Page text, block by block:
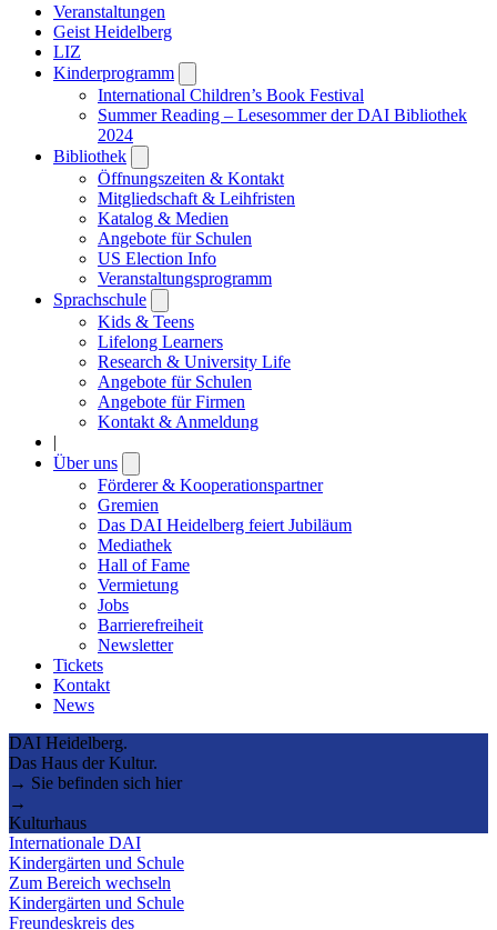
Veranstaltungen
Geist Heidelberg
LIZ
Kinderprogramm
submenu
International Children’s Book Festival
Summer Reading – Lesesommer der DAI Bibliothek
2024
Bibliothek
submenu
Öffnungszeiten & Kontakt
Mitgliedschaft & Leihfristen
Katalog & Medien
Angebote für Schulen
US Election Info
Veranstaltungsprogramm
Sprachschule
submenu
Kids & Teens
Lifelong Learners
Research & University Life
Angebote für Schulen
Angebote für Firmen
Kontakt & Anmeldung
|
Über uns
submenu
Förderer & Kooperationspartner
Gremien
Das DAI Heidelberg feiert Jubiläum
Mediathek
Hall of Fame
Vermietung
Jobs
Barrierefreiheit
Newsletter
Tickets
Kontakt
News
DAI Heidelberg.
Das Haus der Kultur.
→ Sie befinden sich hier
→
Kulturhaus
Internationale DAI
Kindergärten und Schule
Zum Bereich wechseln
Kindergärten und Schule
Freundeskreis des